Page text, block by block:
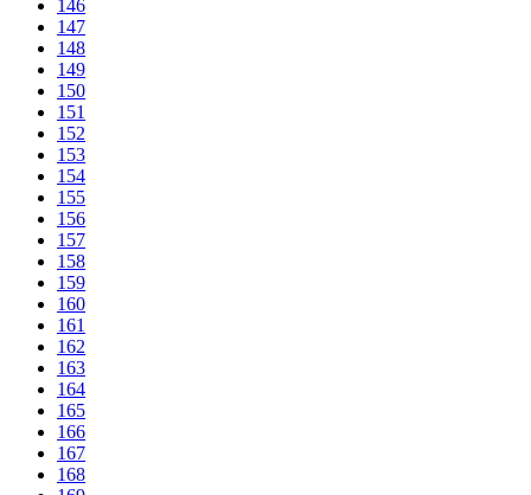
146
147
148
149
150
151
152
153
154
155
156
157
158
159
160
161
162
163
164
165
166
167
168